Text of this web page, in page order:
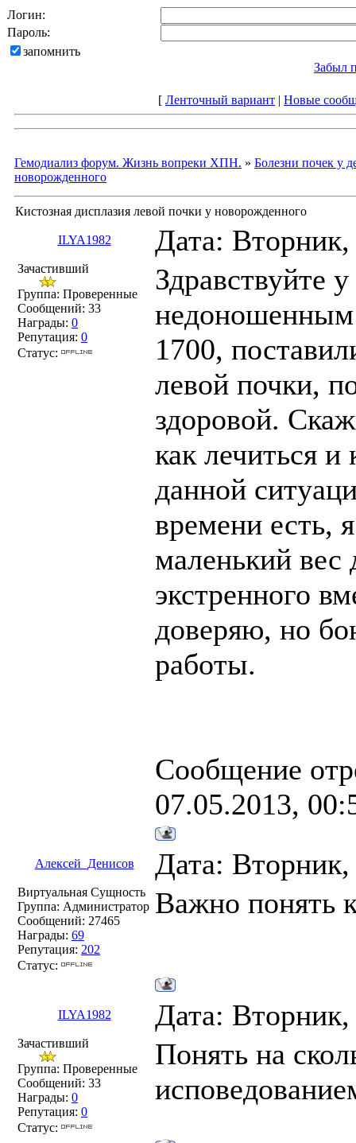
Логин:
Пароль:
запомнить
Забыл
[ Ленточный вариант | Новые
Гемодиализ форум. Жизнь вопреки ХПН. » Болезни почек у
новорожденного
Кистозная дисплазия левой почки у новорожденного
ILYA1982 Дата:
Зачастивший
Группа: Проверенные
Сообщений: 33
Награды: 0
Репутация: 0
Статус:
Здравствуйте
недоношенным
1700,
левой почки,
здоровой.
как лечиться
данной
времени есть,
маленький вес
экстренного
доверяю, но
работы.
Сообщение
07.05.2013,
Алексей_Денисов Дата:
Виртуальная Сущность
Группа: Администратор
Сообщений: 27465
Награды: 69
Репутация: 202
Статус:
Важно понять
ILYA1982 Дата:
Зачастивший
Группа: Проверенные
Сообщений: 33
Награды: 0
Репутация: 0
Статус:
Понять на